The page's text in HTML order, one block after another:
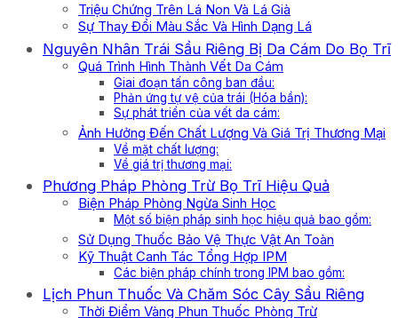
Triệu Chứng Trên Lá Non Và Lá Già
Sự Thay Đổi Màu Sắc Và Hình Dạng Lá
Nguyên Nhân Trái Sầu Riêng Bị Da Cám Do Bọ Trĩ
Quá Trình Hình Thành Vết Da Cám
Giai đoạn tấn công ban đầu:
Phản ứng tự vệ của trái (Hóa bần):
Sự phát triển của vết da cám:
Ảnh Hưởng Đến Chất Lượng Và Giá Trị Thương Mại
Về mặt chất lượng:
Về giá trị thương mại:
Phương Pháp Phòng Trừ Bọ Trĩ Hiệu Quả
Biện Pháp Phòng Ngừa Sinh Học
Một số biện pháp sinh học hiệu quả bao gồm:
Sử Dụng Thuốc Bảo Vệ Thực Vật An Toàn
Kỹ Thuật Canh Tác Tổng Hợp IPM
Các biện pháp chính trong IPM bao gồm:
Lịch Phun Thuốc Và Chăm Sóc Cây Sầu Riêng
Thời Điểm Vàng Phun Thuốc Phòng Trừ